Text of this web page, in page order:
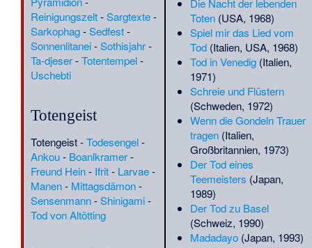
(Caravaggio)·Devlet Hatun·
Diarmuid Downs·Dietrich
Fischer-Dieskau·Digitaler
Nachlass·Dilgo Khyentse ·
Dimetrodon·Diogenes von
Oinoanda· Dipa Nusantara
·Dmitri Antonowitsch
Wolkogonow·Dolmen du
Trou à Morts·Dolmen von
Montelirio·Dolmen von
Peñagache·Don King (Box-
Promoter)· Donald A. Kuske
Donald Cameron Watt·
Dora d’Istria·
Drugpa Künleg·Dungal von
·Durchgangsstraße
Echnaton·Edmond
Reinigungszelt-Sargtexte-
Sarkophag-Sedfest-
Sonnenlitanei-Sothisjahr-
Ta-djeser-Totentempel-
Uschebti
Totengeist
Totengeist-Todesengel-
Ankou- Boanlkramer-
Freund Hein- Ifrit- Larvae-
Manen- Mittagsdämon-
Sensenmann-Shinigami-
Tod von Altötting
Die Nacht der lebenden
Toten(USA, 1968)
Spiel mir das Lied vom
Tod(Italien, USA, 1968)
Tod in Venedig(Italien,
1971)
Schreie und Flüstern
(Schweden, 1972)
Wenn die Gondeln Trauer
tragen(Italien,
Großbritannien, 1973)
Der Tod eines
Teemeisters (Japan,
1989)
Der Tod zu Basel
(Schweiz, 1990)
Madadayo(Japan, 1993)